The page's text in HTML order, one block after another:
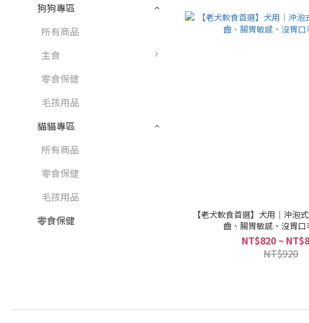
狗狗專區
所有商品
主食
零食保健
毛孩用品
貓貓專區
所有商品
零食保健
毛孩用品
零食保健
【老犬軟食首選】犬用｜沖泡
齒、腸胃敏感、沒胃口
NT$820 ~
NT$920